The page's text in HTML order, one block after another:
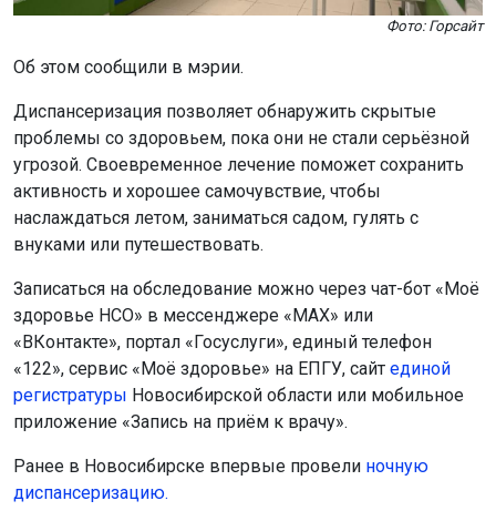
Фото: Горсайт
Об этом сообщили в мэрии.
Диспансеризация позволяет обнаружить скрытые
проблемы со здоровьем, пока они не стали серьёзной
угрозой. Своевременное лечение поможет сохранить
активность и хорошее самочувствие, чтобы
наслаждаться летом, заниматься садом, гулять с
внуками или путешествовать.
Записаться на обследование можно через чат-бот «Моё
здоровье НСО» в мессенджере «MAX» или
«ВКонтакте», портал «Госуслуги», единый телефон
«122», сервис «Моё здоровье» на ЕПГУ, сайт единой
регистратуры Новосибирской области или мобильное
приложение «Запись на приём к врачу».
Ранее в Новосибирске впервые провели ночную
диспансеризацию.